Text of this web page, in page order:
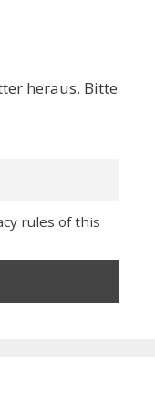
heraus. Bitte
rules of this